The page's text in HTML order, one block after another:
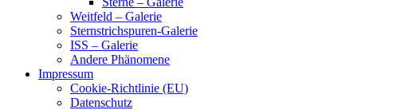
Weitfeld – Galerie
Sternstrichspuren-Galerie
ISS – Galerie
Andere Phänomene
Impressum
Cookie-Richtlinie (EU)
Datenschutz